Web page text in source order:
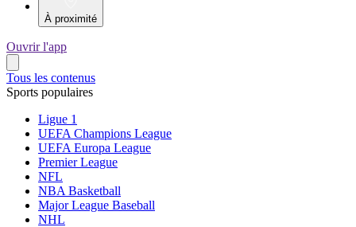
À proximité
Ouvrir l'app
Tous les contenus
Sports populaires
Ligue 1
UEFA Champions League
UEFA Europa League
Premier League
NFL
NBA Basketball
Major League Baseball
NHL